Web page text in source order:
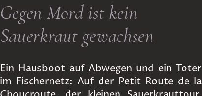
Gegen Mord ist kein
Sauerkraut gewachsen
Ein Hausboot auf Abwegen und ein Toter
im Fischernetz: Auf der Petit Route de la